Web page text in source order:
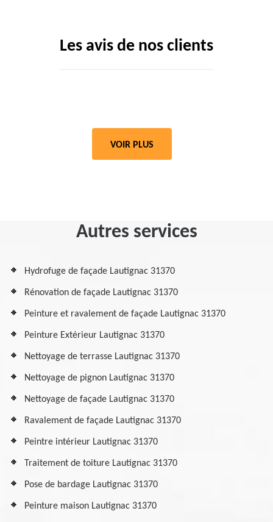
Les avis de nos clients
VOIR PLUS
Autres services
Hydrofuge de façade Lautignac 31370
Rénovation de façade Lautignac 31370
Peinture et ravalement de façade Lautignac 31370
Peinture Extérieur Lautignac 31370
Nettoyage de terrasse Lautignac 31370
Nettoyage de pignon Lautignac 31370
Nettoyage de façade Lautignac 31370
Ravalement de façade Lautignac 31370
Peintre intérieur Lautignac 31370
Traitement de toiture Lautignac 31370
Pose de bardage Lautignac 31370
Peinture maison Lautignac 31370